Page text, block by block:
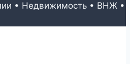
• Недвижимость • ВНЖ •